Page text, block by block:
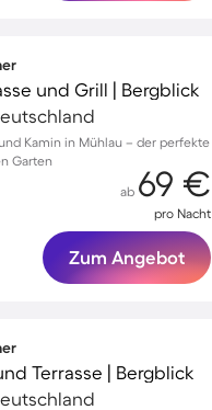
und Grill | Bergblick
Kamin in Mühlau – der perfekte
Garten
ab 69 €
pro Nacht
Zum Angebot
Terrasse | Bergblick